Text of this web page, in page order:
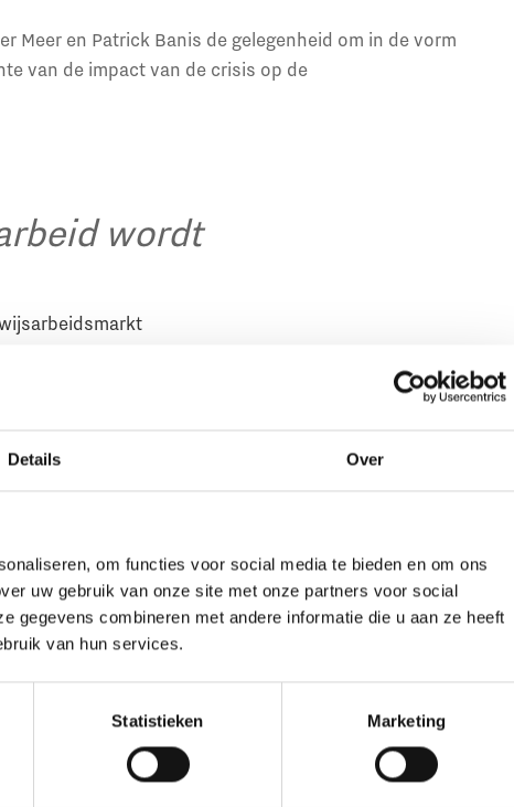
Details Over
om functies voor social media te bieden en om ons
uw gebruik van onze site met onze partners voor social
gegevens combineren met andere informatie die u aan ze heeft
van hun services.
Statistieken Marketing
Meer en Patrick Banis de gelegenheid om in de vorm
van de impact van de crisis op de
wordt
‘De huidige protocollering belemmert de creatieve
economische crisis geworden. Er is
Er wordt niet geïnvesteerd, dat schaadt de
stelt Marc van der Meer. ‘Ook
herwaardering van de publieke beroepen, die
betaald. Ook zien we een teruggang van
groepen werkenden aan de beademing
daarin cruciaal: maatregelen nemen, coördineren